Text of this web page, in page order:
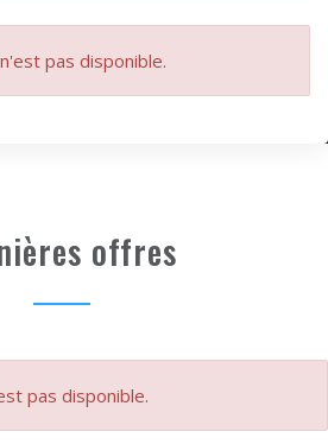
pas disponible.
offres
pas disponible.